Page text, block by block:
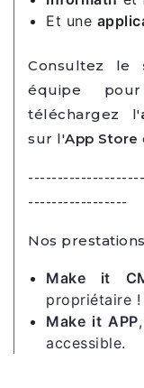
Et une
Consultez le
équipe
téléchargez l'
sur l'App Store
-----------------
Nos
Make it
propriétaire !
Make it APP
accessible.